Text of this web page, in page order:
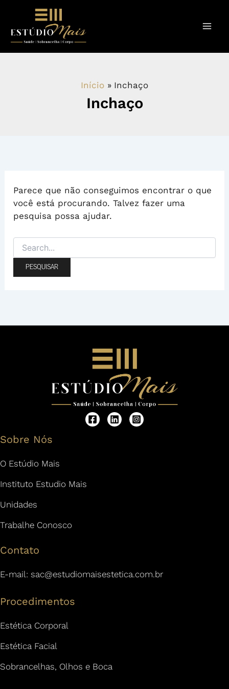
conteúdo
Início Inchaço
Inchaço
Parece que não conseguimos encontrar o que
você está procurando. Talvez fazer uma
pesquisa possa ajudar.
Sobre Nós
O Estúdio Mais
Instituto Estudio Mais
Unidades
Trabalhe Conosco
Contato
E-mail: sac@estudiomaisestetica.com.br
Procedimentos
Estética Corporal
Estética Facial
Sobrancelhas, Olhos e Boca